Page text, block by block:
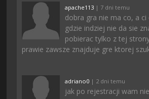
apache113 | 7 dni temu
dobra gra nie ma co, a ci
gdzie indziej nie da sie
pobierac tylko z tej
prawie zawsze znajduje gre ktorej
adriano0 | 2 dni temu
jak po rejestracji wam